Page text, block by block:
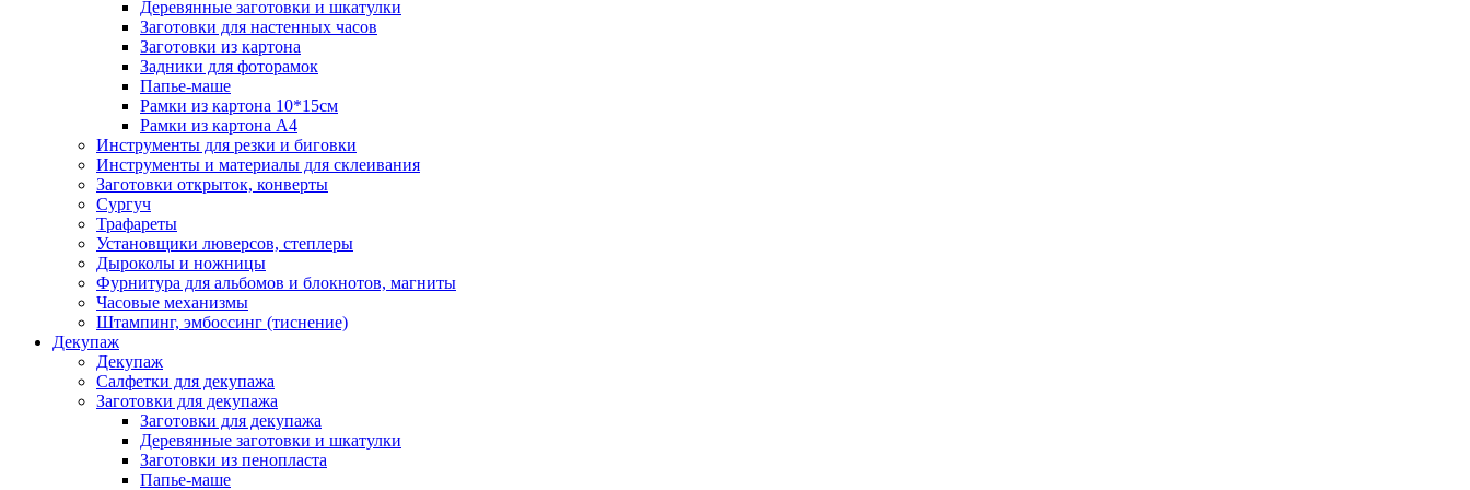
Деревянные заготовки и шкатулки
Заготовки для настенных часов
Заготовки из картона
Задники для фоторамок
Папье-маше
Рамки из картона 10*15см
Рамки из картона А4
Инструменты для резки и биговки
Инструменты и материалы для склеивания
Заготовки открыток, конверты
Сургуч
Трафареты
Установщики люверсов, степлеры
Дыроколы и ножницы
Фурнитура для альбомов и блокнотов, магниты
Часовые механизмы
Штампинг, эмбоссинг (тиснение)
Декупаж
Декупаж
Салфетки для декупажа
Заготовки для декупажа
Заготовки для декупажа
Деревянные заготовки и шкатулки
Заготовки из пенопласта
Папье-маше